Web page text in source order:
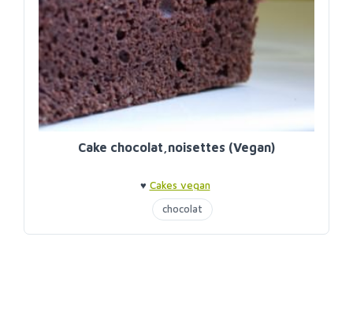
Cake chocolat,noisettes (Vegan)
♥ Cakes vegan
chocolat